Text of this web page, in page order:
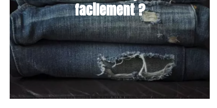
facilement ?